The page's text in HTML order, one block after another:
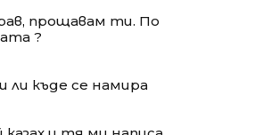
прощавам ти. По
?
ли къде се намира